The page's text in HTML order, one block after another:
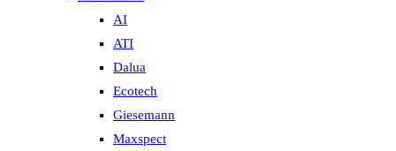
AI
ATI
Dalua
Ecotech
Giesemann
Maxspect